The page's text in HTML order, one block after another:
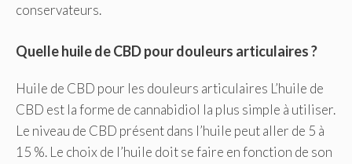
conservateurs.
Quelle huile de CBD pour douleurs articulaires ?
Huile de CBD pour les douleurs articulaires L’huile de
CBD est la forme de cannabidiol la plus simple à utiliser.
Le niveau de CBD présent dans l’huile peut aller de 5 à
15 %. Le choix de l’huile doit se faire en fonction de son